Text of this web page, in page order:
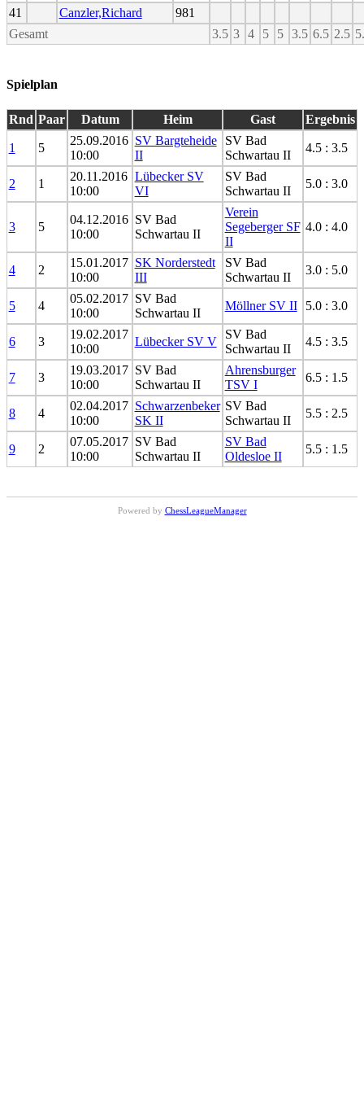
41
Canzler,Richard
981
Gesamt
3.5 3 4 5 5 3.5 6.5 2.5
Spielplan
Rnd Paar Datum Heim Gast Ergebnis
1 5
25.09.2016
10:00
SV Bargteheide
II
SV Bad
Schwartau II
4.5 : 3.5
2 1
20.11.2016
10:00
Lübecker SV
VI
SV Bad
Schwartau II
5.0 : 3.0
3 5
04.12.2016
10:00
SV Bad
Schwartau II
Verein
Segeberger SF
II
4.0 : 4.0
4 2
15.01.2017
10:00
SK Norderstedt
III
SV Bad
Schwartau II
3.0 : 5.0
5 4
05.02.2017
10:00
SV Bad
Schwartau II
Möllner SV II 5.0 : 3.0
6 3
19.02.2017
10:00
Lübecker SV V
SV Bad
Schwartau II
4.5 : 3.5
7 3
19.03.2017
10:00
SV Bad
Schwartau II
Ahrensburger
TSV I
6.5 : 1.5
8 4
02.04.2017
10:00
Schwarzenbeker
SK II
SV Bad
Schwartau II
5.5 : 2.5
9 2
07.05.2017
10:00
SV Bad
Schwartau II
SV Bad
Oldesloe II
5.5 : 1.5
Powered by ChessLeagueManager